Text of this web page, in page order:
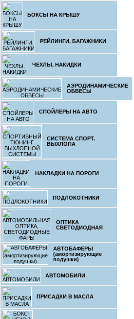
БОКСЫ НА КРЫШУ
РЕЙЛИНГИ, БАГАЖНИКИ
ЧЕХЛЫ, НАКИДКИ
АЭРОДИНАМИЧЕСКИЕ
ОБВЕСЫ
СПОЙЛЕРЫ НА АВТО
СИСТЕМА СПОРТ.
ВЫХЛОПА
НАКЛАДКИ НА ПОРОГИ
ПОДЛОКОТНИКИ
ОПТИКА
СВЕТОДИОДНАЯ
АВТОБАФЕРЫ
(амортизирующие
подушки)
АВТОМОБИЛИ
ПРИСАДКИ В МАСЛА